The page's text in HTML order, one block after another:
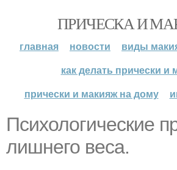
ПРИЧЕСКА И
главная новости
виды
как делать прически и
прически и макияж на дому
Психологические
лишнего веса.